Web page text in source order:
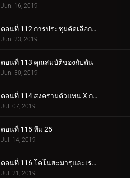
Jun. 16, 2019
ตอนที่ 112 การประชุมคัดเลือกจูนิน
Jun. 23, 2019
ตอนที่ 113 คุณสมบัติของกัปตัน
Jun. 30, 2019
ตอนที่ 114 สงครามตัวแทน X การ์ด!
Jul. 07, 2019
ตอนที่ 115 ทีม 25
Jul. 14, 2019
ตอนที่ 116 โคโนฮะมารุและเรมอน
Jul. 21, 2019